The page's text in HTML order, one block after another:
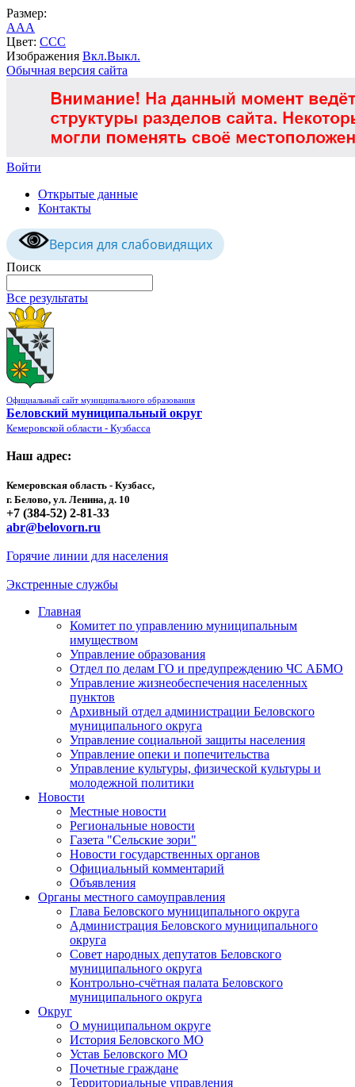
Размер:
AAA
Цвет: CCC
Изображения Вкл.Выкл.
Обычная версия сайта
Войти
Открытые данные
Контакты
Версия для слабовидящих
Поиск
Все результаты
Официальный сайт муниципального образования
Беловский муниципальный округ
Кемеровской области - Кузбасса
Наш адрес:
Кемеровская область - Кузбасс,
г. Белово, ул. Ленина, д. 10
+7 (384-52) 2-81-33
abr@belovorn.ru
Горячие линии для населения
Экстренные службы
Главная
Комитет по управлению муниципальным
имуществом
Управление образования
Отдел по делам ГО и предупреждению ЧС АБМО
Управление жизнеобеспечения населенных
пунктов
Архивный отдел администрации Беловского
муниципального округа
Управление социальной защиты населения
Управление опеки и попечительства
Управление культуры, физической культуры и
молодежной политики
Новости
Местные новости
Региональные новости
Газета "Сельские зори"
Новости государственных органов
Официальный комментарий
Объявления
Органы местного самоуправления
Глава Беловского муниципального округа
Администрация Беловского муниципального
округа
Совет народных депутатов Беловского
муниципального округа
Контрольно-счётная палата Беловского
муниципального округа
Округ
О муниципальном округе
История Беловского МО
Устав Беловского МО
Почетные граждане
Территориальные управления